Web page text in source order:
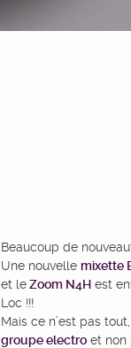
Beaucoup de
Une nouvelle mixette
et le Zoom N4Hest
Loc !!!
Mais ce n’est pas
groupe electroet non